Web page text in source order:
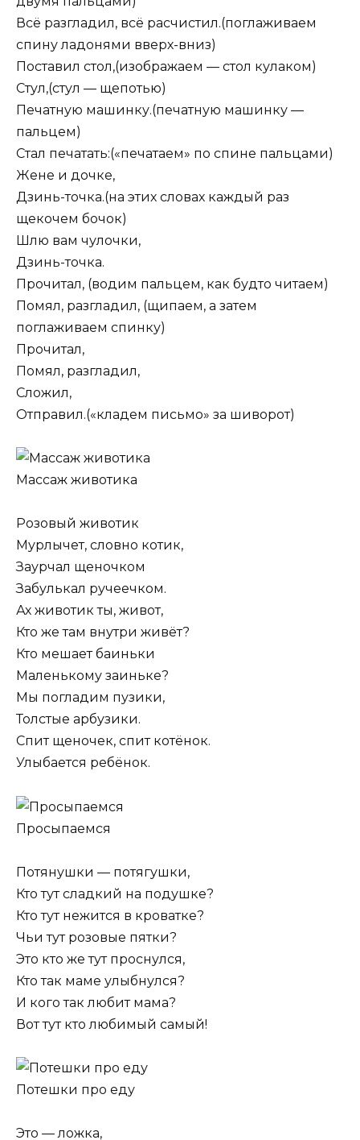
Всё разгладил, всё расчистил.(поглаживаем
спину ладонями вверх-вниз)
Поставил стол,(изображаем — стол кулаком)
Стул,(стул — щепотью)
Печатную машинку.(печатную машинку —
пальцем)
Стал печатать:(«печатаем» по спине пальцами)
Жене и дочке,
Дзинь-точка.(на этих словах каждый раз
щекочем бочок)
Шлю вам чулочки,
Дзинь-точка.
Прочитал, (водим пальцем, как будто читаем)
Помял, разгладил, (щипаем, а затем
поглаживаем спинку)
Прочитал,
Помял, разгладил,
Сложил,
Отправил.(«кладем письмо» за шиворот)
Массаж животика
Розовый животик
Мурлычет, словно котик,
Заурчал щеночком
Забулькал ручеечком.
Ах животик ты, живот,
Кто же там внутри живёт?
Кто мешает баиньки
Маленькому заиньке?
Мы погладим пузики,
Толстые арбузики.
Спит щеночек, спит котёнок.
Улыбается ребёнок.
Просыпаемся
Потянушки — потягушки,
Кто тут сладкий на подушке?
Кто тут нежится в кроватке?
Чьи тут розовые пятки?
Это кто же тут проснулся,
Кто так маме улыбнулся?
И кого так любит мама?
Вот тут кто любимый самый!
Потешки про еду
Это — ложка,